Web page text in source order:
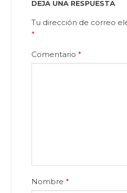
DEJA UNA RESPUESTA
Tu dirección de correo
*
Comentario *
Nombre *